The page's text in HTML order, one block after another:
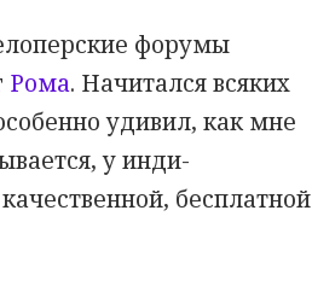
форумы
Рома. Начитался всяких
удивил, как мне
у инди-
бесплатной